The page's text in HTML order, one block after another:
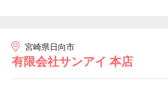
宮崎県日向市
有限会社サンアイ 本店